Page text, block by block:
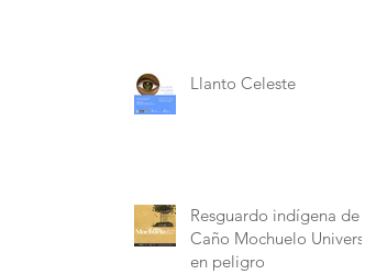
Llanto Celeste
Resguardo indígena de
Caño Mochuelo Universo
en peligro